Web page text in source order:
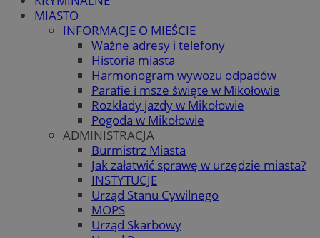
MIASTO
INFORMACJE O MIEŚCIE
Ważne adresy i telefony
Historia miasta
Harmonogram wywozu odpadów
Parafie i msze święte w Mikołowie
Rozkłady jazdy w Mikołowie
Pogoda w Mikołowie
ADMINISTRACJA
Burmistrz Miasta
Jak załatwić sprawę w urzędzie miasta?
INSTYTUCJE
Urząd Stanu Cywilnego
MOPS
Urząd Skarbowy